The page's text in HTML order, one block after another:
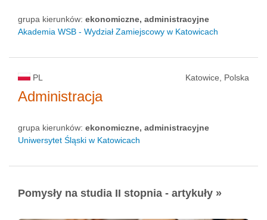
grupa kierunków: ekonomiczne, administracyjne
Akademia WSB - Wydział Zamiejscowy w Katowicach
PL Katowice, Polska
Administracja
grupa kierunków: ekonomiczne, administracyjne
Uniwersytet Śląski w Katowicach
Pomysły na studia II stopnia - artykuły »